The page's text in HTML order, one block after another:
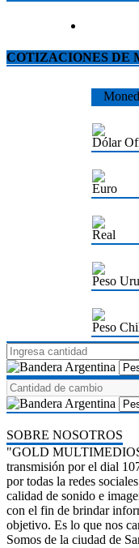
COTIZACIONES DE
Dólar
Euro
Real
Peso
Peso
SOBRE NOSOTROS
"GOLD MULTIMEDIOS
transmisión por el dial
por todas la redes
calidad de sonido e
con el fin de brindar
objetivo. Es lo que nos
Somos de la ciudad de